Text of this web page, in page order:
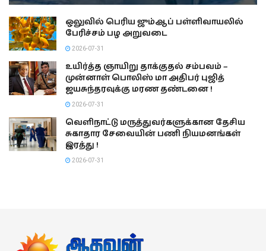
ஒலுவில் பெரிய ஜும்ஆப் பள்ளிவாயலில்
பேரிச்சம் பழ அறுவடை
2026-07-31
உயிர்த்த ஞாயிறு தாக்குதல் சம்பவம் –
முன்னாள் பொலிஸ் மா அதிபர் புஜித்
ஜயசுந்தரவுக்கு மரண தண்டனை !
2026-07-31
வெளிநாட்டு மருத்துவர்களுக்கான தேசிய
சுகாதார சேவையின் பணி நியமனங்கள்
இரத்து !
2026-07-31